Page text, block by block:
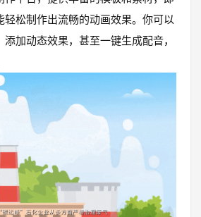
轻松制作出流畅的动画效果。你可以
加动态效果，甚至一键生成配音，